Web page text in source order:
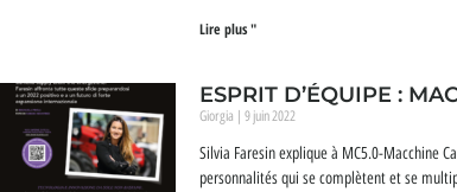
Lire plus "
ESPRIT D’ÉQUIPE :
Giorgia 9 juin 2022
Silvia Faresin explique à MC5.0-Macchine
personnalités qui se complètent et se